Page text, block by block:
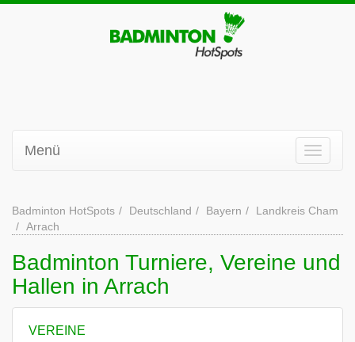
Menü
Badminton HotSpots Deutschland Bayern
Landkreis Cham
Arrach
Badminton Turniere, Vereine und
Hallen in Arrach
VEREINE